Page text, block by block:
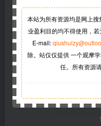
本站为所有资源均是网上
业盈利目的均不得使用，
E-mail:
除。站仅仅提供 一个观摩
任。所有资源